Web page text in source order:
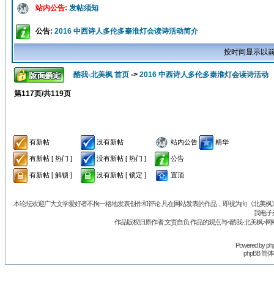
站内公告: 发帖须知
公告: 2016 中西诗人多伦多秦淮灯会读诗活动简介
按时间显示以
酷我-北美枫 首页 -> 2016 中西诗人多伦多秦淮灯会读诗活动
第117页/共119页
有新帖 没有新帖 站内公告 精华
有新帖 [ 热门 ] 没有新帖 [ 热门 ] 公告
有新帖 [ 解锁 ] 没有新帖 [ 锁定 ] 置顶
本论坛欢迎广大文学爱好者不拘一格地发表创作和评论.凡在网站发表的作品，即视为向《北美
我电子
作品版权归原作者.文责自负.作品的观点与<酷我-北美枫>
Powered by
phpBB 简